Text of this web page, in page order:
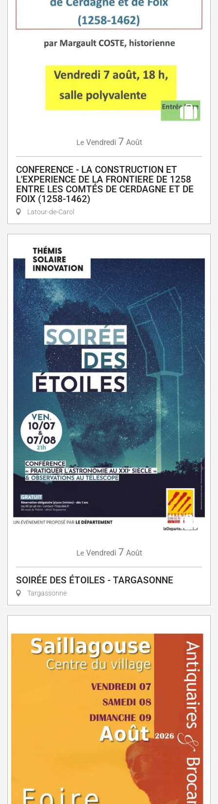
Le Vendredi 7 Août
CONFERENCE - LA CONSTRUCTION ET
L'EXPERIENCE DE LA FRONTIERE DE 1258
ENTRE LES COMTÉS DE CERDAGNE ET DE
FOIX (1258-1462)
Latour-de-Carol
Le Vendredi 7 Août
SOIRÉE DES ÉTOILES - TARGASONNE
Targassonne